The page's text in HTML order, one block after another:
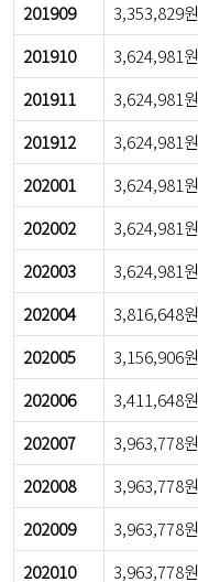
201909
3,353,829원
201910
3,624,981원
201911
3,624,981원
201912
3,624,981원
202001
3,624,981원
202002
3,624,981원
202003
3,624,981원
202004
3,816,648원
202005
3,156,906원
202006
3,411,648원
202007
3,963,778원
202008
3,963,778원
202009
3,963,778원
202010
3,963,778원